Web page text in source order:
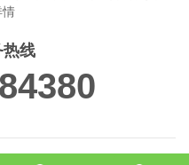
情
热线